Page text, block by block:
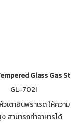
Turbo GL-702B
Glass Gas
GL-702I
วเตาอินฟราเรด ให้ความ
สามารถทำอาหารได้